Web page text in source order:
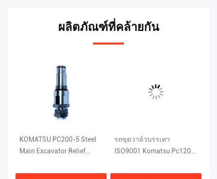
ผลิตภัณฑ์ที่คล้ายกัน
KOMATSU PC200-5 Steel
Main Excavator Relief
รถขุดวาล์วบรรเทา
ISO9001 Komatsu Pc120